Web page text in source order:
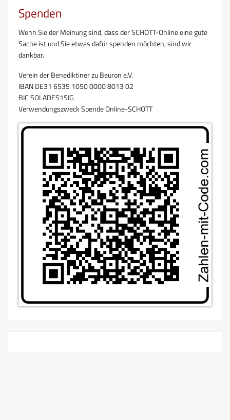
Spenden
Wenn Sie der Meinung sind, dass der SCHOTT-Online eine gute
Sache ist und Sie etwas dafür spenden möchten, sind wir
dankbar.
Verein der Benediktiner zu Beuron e.V.
IBAN DE31 6535 1050 0000 8013 02
BIC SOLADES1SIG
Verwendungszweck Spende Online-SCHOTT